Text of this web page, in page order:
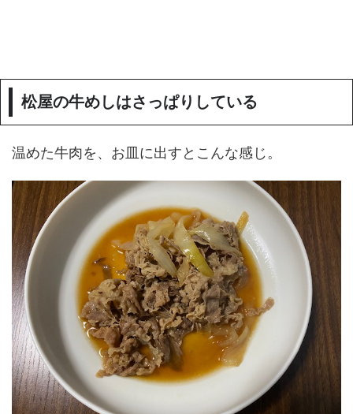
松屋の牛めしはさっぱりしている
温めた牛肉を、お皿に出すとこんな感じ。